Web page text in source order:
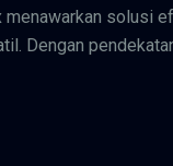
solusi
Dengan